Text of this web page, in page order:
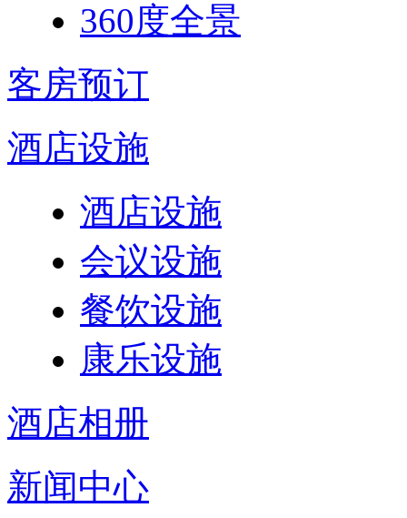
360度全景
客房预订
酒店设施
酒店设施
会议设施
餐饮设施
康乐设施
酒店相册
新闻中心